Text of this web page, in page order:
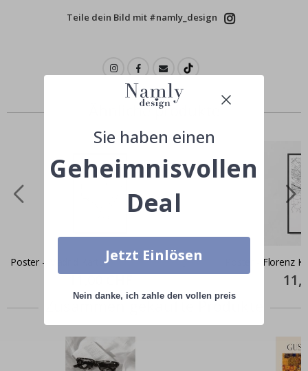
Teile dein Bild mit #namly_design
Ähnliche produkte
Poster - Madrid Karte
Special
11,00 CHF
Poster - Florenz
Price
Zusammen gekaufte Produkte
Sie haben einen
Geheimnisvollen
Deal
Jetzt Einlösen
Nein danke, ich zahle den vollen preis